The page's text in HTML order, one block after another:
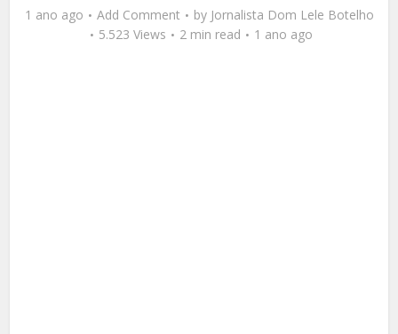
1 ano ago Add Comment by Jornalista Dom Lele Botelho
5.523 Views
2 min read 1 ano ago